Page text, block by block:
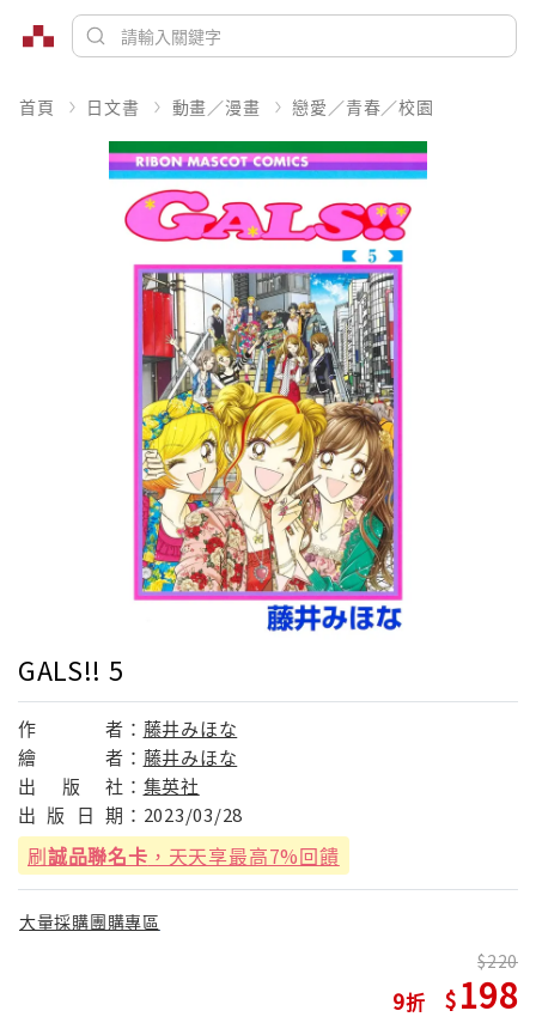
首頁 日文書 動畫／漫畫 戀愛／青春／校園
GALS!! 5
作 者： 藤井みほな
繪
者： 藤井みほな
出
版 社： 集英社
出 版 日 期： 2023/03/28
刷誠品聯名卡 ，天天享最高7%回饋
大量採購團購專區
9
220
198